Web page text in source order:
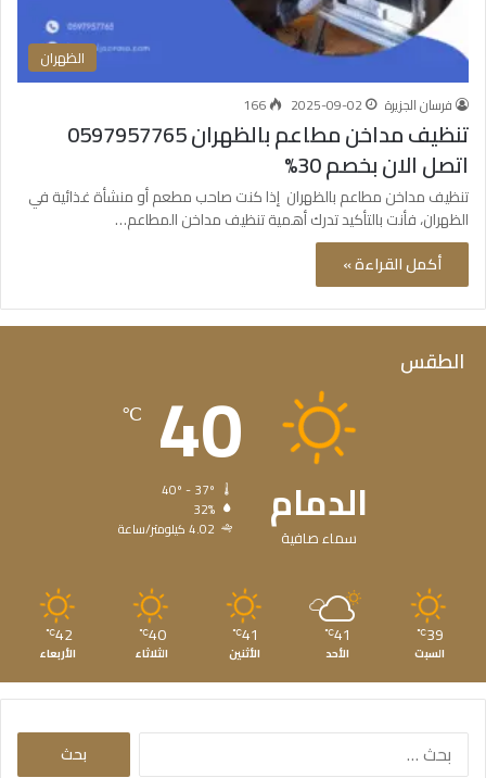
الظهران
فرسان الجزيرة 2025-09-02
166
تنظيف مداخن مطاعم بالظهران 0597957765
اتصل الان بخصم 30%
تنظيف مداخن مطاعم بالظهران إذا كنت صاحب مطعم أو منشأة غذائية في
الظهران، فأنت بالتأكيد تدرك أهمية تنظيف مداخن المطاعم…
أكمل القراءة »
الطقس
الدمام
سماء صافية
40
℃
32%
4.02 كيلومتر/ساعة
39
℃
السبت
41
℃
الأحد
41
℃
الأثنين
40
℃
الثلاثاء
42
℃
الأربعاء
البحث